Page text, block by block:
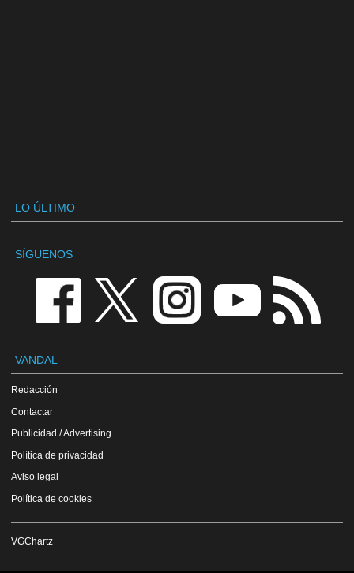
LO ÚLTIMO
SÍGUENOS
VANDAL
Redacción
Contactar
Publicidad / Advertising
Política de privacidad
Aviso legal
Política de cookies
VGChartz